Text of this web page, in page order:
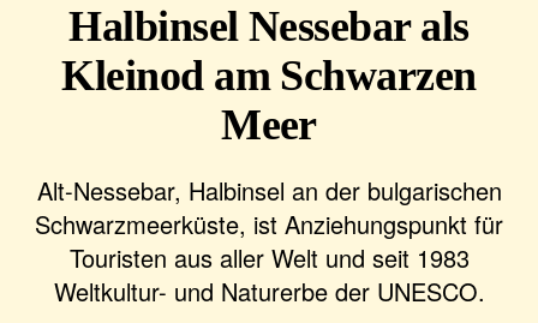
Halbinsel Nessebar als
Kleinod am Schwarzen
Meer
Alt-Nessebar, Halbinsel an der bulgarischen
Schwarzmeerküste, ist Anziehungspunkt für
Touristen aus aller Welt und seit 1983
Weltkultur- und Naturerbe der UNESCO.